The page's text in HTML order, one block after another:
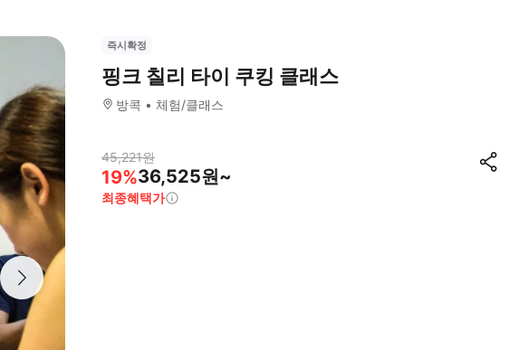
즉시확정
핑크 칠리 타이 쿠킹 클래스
방콕 체험/클래스
45,221원
19%36,525원~
최종혜택가